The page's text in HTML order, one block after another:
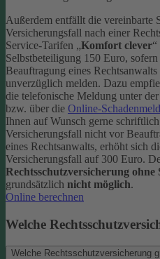
Außerdem entfällt die vereinbarte
Versicherungsfall nach einer
Service-Tarifen „Komfort clever“
Selbstbeteiligung 150 Euro,
Beauftragung eines
unverzüglich melden. Dazu
die telefonische Meldung unter
bzw. über die Online-
Ihnen auf Wunsch gerne
Versicherungsfall nicht vor
eines Rechtsanwalts, erhöht sich
Versicherungsfall auf 300 Euro.
Rechtsschutzversicherung ohne
grundsätzlich nicht möglich.
Online berechnen
Welche
Welche Rechtsschutzversicherung